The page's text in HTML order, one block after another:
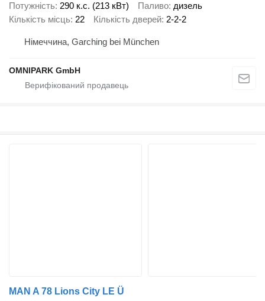
Потужність 290 к.с. (213 кВт) Паливо дизель
Кількість місць 22 Кількість дверей 2-2-2
Німеччина, Garching bei München
OMNIPARK GmbH
MAN A 78 Lions City LE Ü